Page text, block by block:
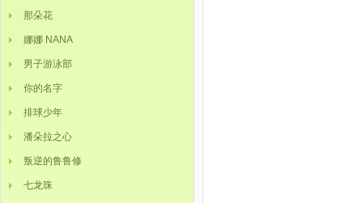
那朵花
娜娜 NANA
男子游泳部
你的名字
排球少年
潘朵拉之心
叛逆的鲁鲁修
七龙珠